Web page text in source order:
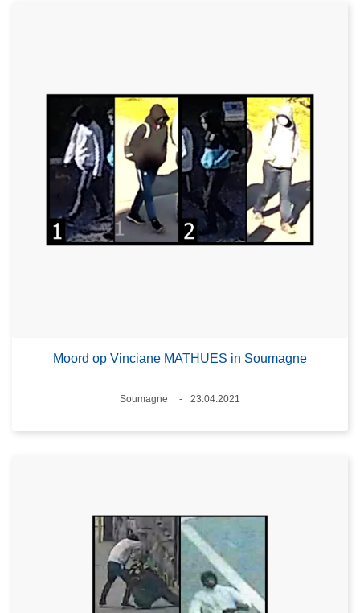
Moord op Vinciane MATHUES in Soumagne
Plaats
Soumagne
23.04.2021